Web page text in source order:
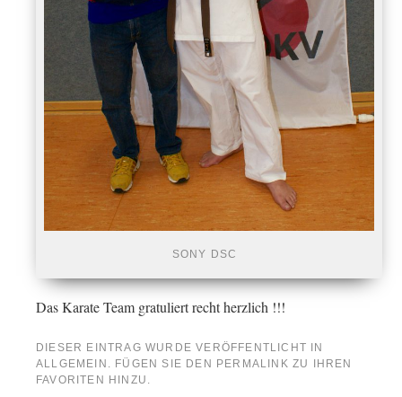
SONY DSC
Das Karate Team gratuliert recht herzlich !!!
DIESER EINTRAG WURDE VERÖFFENTLICHT IN
ALLGEMEIN
. FÜGEN SIE DEN PERMALINK ZU IHREN
FAVORITEN HINZU.